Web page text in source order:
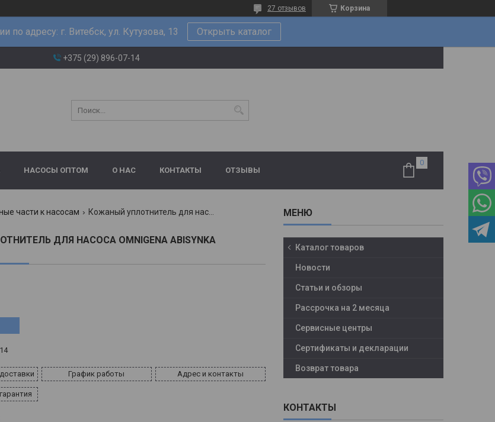
Корзина
27 отзывов
по адресу: г. Витебск, ул. Кутузова, 13 Открыть каталог
+375 (29) 896-07-14
НАСОСЫ ОПТОМ О НАС КОНТАКТЫ ОТЗЫВЫ
части к насосам Кожаный уплотнитель для насоса omnigena abisynka (абиссинка)
ДЛЯ НАСОСА OMNIGENA ABISYNKA
График работы Адрес и контакты
Каталог товаров
Новости
Статьи и обзоры
Рассрочка на 2 месяца
Сервисные центры
Сертификаты и декларации
Возврат товара
КОНТАКТЫ